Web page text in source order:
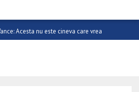
Vom transmite cultura și tradiț..